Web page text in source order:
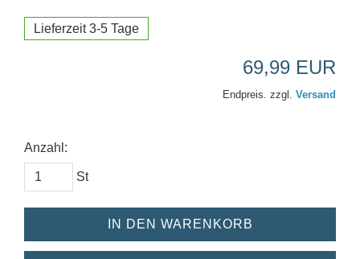
Lieferzeit 3-5 Tage
69,99 EUR
Endpreis. zzgl. Versand
Anzahl:
St
IN DEN WARENKORB